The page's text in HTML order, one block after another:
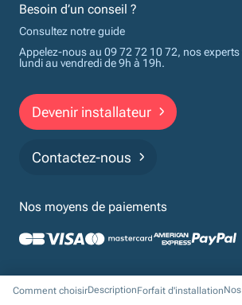
Besoin d’un conseil ?
Consultez notre guide
Appelez-nous au 09 72 72 10 72, nos
lundi au vendredi de 9h à 19h.
Devenir installateur
Contactez-nous
Nos moyens de paiements
Politique de confidentialitéCookiesMentions
Comment choisirDescriptionForfait d'installation